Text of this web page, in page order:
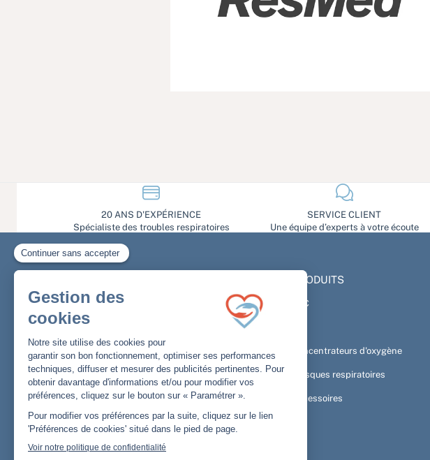
20 ANS D'EXPÉRIENCE
Spécialiste des troubles respiratoires
SERVICE CLIENT
Une équipe d’experts à votre écoute
Newsletter
Inscrivez-vous et obtenez 10% de remisesur
Email OK
confidentialité. Désinscription possible à tout moment.
PRODUITS
PPC
Concentrateurs d'oxygène
Masques respiratoires
Accessoires